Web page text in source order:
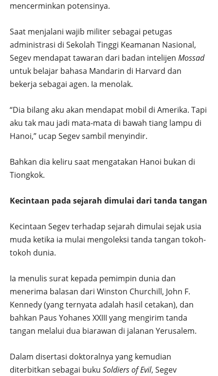
mencerminkan potensinya.
Saat menjalani wajib militer sebagai petugas
administrasi di Sekolah Tinggi Keamanan Nasional,
Segev mendapat tawaran dari badan intelijen Mossad
untuk belajar bahasa Mandarin di Harvard dan
bekerja sebagai agen. Ia menolak.
“Dia bilang aku akan mendapat mobil di Amerika. Tapi
aku tak mau jadi mata-mata di bawah tiang lampu di
Hanoi,” ucap Segev sambil menyindir.
Bahkan dia keliru saat mengatakan Hanoi bukan di
Tiongkok.
Kecintaan pada sejarah dimulai dari tanda tangan
Kecintaan Segev terhadap sejarah dimulai sejak usia
muda ketika ia mulai mengoleksi tanda tangan tokoh-
tokoh dunia.
Ia menulis surat kepada pemimpin dunia dan
menerima balasan dari Winston Churchill, John F.
Kennedy (yang ternyata adalah hasil cetakan), dan
bahkan Paus Yohanes XXIII yang mengirim tanda
tangan melalui dua biarawan di jalanan Yerusalem.
Dalam disertasi doktoralnya yang kemudian
diterbitkan sebagai buku Soldiers of Evil, Segev